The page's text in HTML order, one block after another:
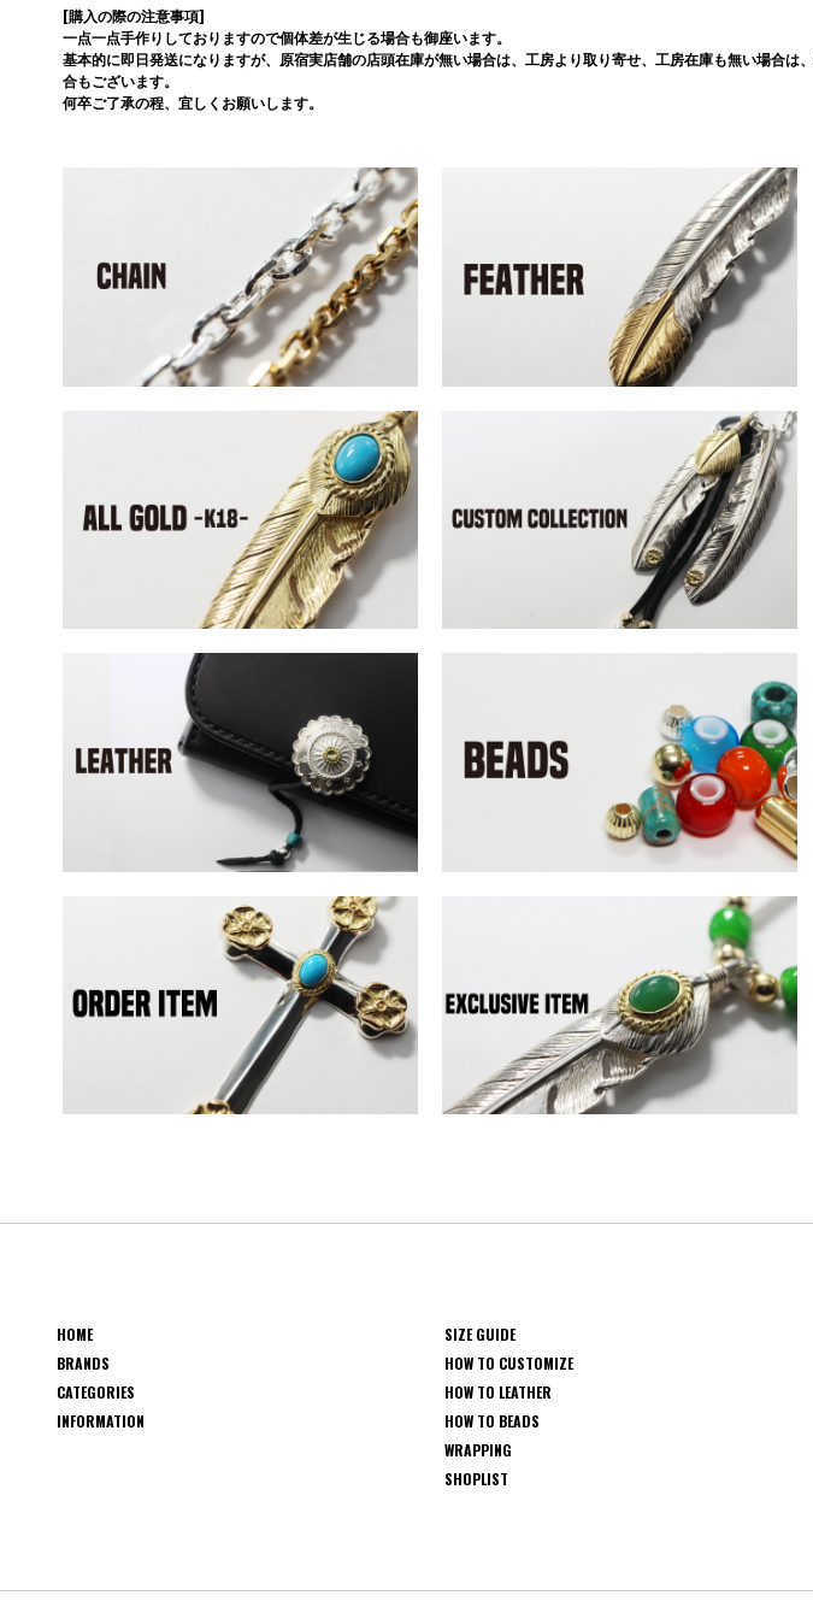
[購入の際の注意事項]
一点一点手作りしておりますので個体差が生じる場合も御座います。
基本的に即日発送になりますが、原宿実店舗の店頭在庫が無い場合は、工房より取り寄せ、工房在庫も無い場合
合もございます。
何卒ご了承の程、宜しくお願いします。
HOME
BRANDS
CATEGORIES
INFORMATION
SIZE GUIDE
HOW TO CUSTOMIZE
HOW TO LEATHER
HOW TO BEADS
WRAPPING
SHOPLIST